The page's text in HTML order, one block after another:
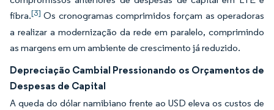
fibra.[3] Os cronogramas comprimidos forçam as operadoras
a realizar a modernização da rede em paralelo, comprimindo
as margens em um ambiente de crescimento já reduzido.
Depreciação Cambial Pressionando os Orçamentos de
Despesas de Capital
A queda do dólar namibiano frente ao USD eleva os custos de